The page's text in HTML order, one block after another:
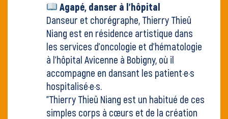
Agapé, danser à l'hôpital
Danseur et chorégraphe, Thierry Thieû
Niang est en résidence artistique dans
les services d’oncologie et d’hématologie
à l’hôpital Avicenne à Bobigny, où il
accompagne en dansant les patient·e·s
hospitalisé·e·s.
"Thierry Thieû Niang est un habitué de ces
simples corps à cœurs et de la création